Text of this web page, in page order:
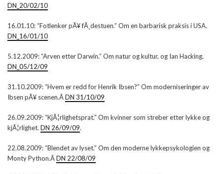
DN_20/02/10
16.01.10: “Fotlenker pÃ¥ fÃ¸destuen.” Om en barbarisk praksis i USA.
DN_16/01/10
5.12.2009: “Arven etter Darwin.” Om natur og kultur, og Ian Hacking.
DN_05/12/09
31.10.2009: “Hvem er redd for Henrik Ibsen?” Om moderniseringer av
Ibsen pÃ¥ scenen.ÂDN 31/10/09
26.09.2009: “KjÃ¦rlighetsprat.” Om kvinner som streber etter lykke og
kjÃ¦rlighet. DN 26/09/09.
22.08.2009: “Blendet av lyset.” Om den moderne lykkepsykologien og
Monty Python.ÂDN 22/08/09